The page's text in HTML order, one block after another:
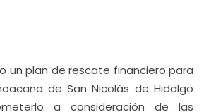
un plan de rescate financiero para
de San Nicolás de Hidalgo
a consideración de las